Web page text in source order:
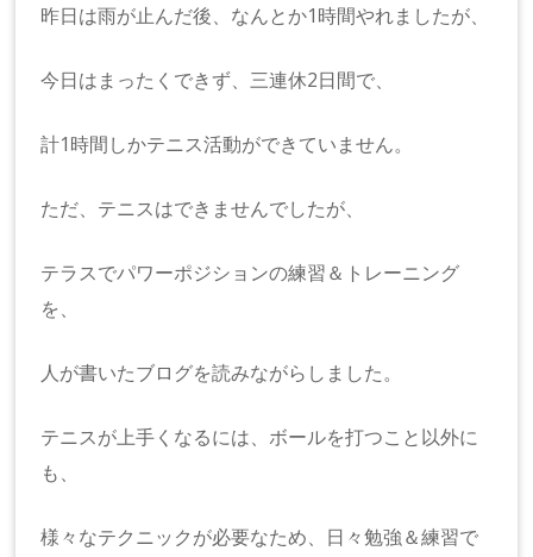
昨日は雨が止んだ後、なんとか1時間やれましたが、
今日はまったくできず、三連休2日間で、
計1時間しかテニス活動ができていません。
ただ、テニスはできませんでしたが、
テラスでパワーポジションの練習＆トレーニング
を、
人が書いたブログを読みながらしました。
テニスが上手くなるには、ボールを打つこと以外に
も、
様々なテクニックが必要なため、日々勉強＆練習で